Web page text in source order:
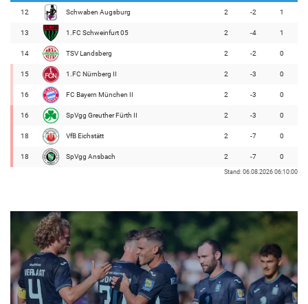
12 Schwaben Augsburg 2 -2 1
13 1.FC Schweinfurt 05 2 -4 1
14 TSV Landsberg 2 -2 0
15 1.FC Nürnberg II 2 -3 0
16 FC Bayern München II 2 -3 0
16 SpVgg Greuther Fürth II 2 -3 0
18 VfB Eichstätt 2 -7 0
18 SpVgg Ansbach 2 -7 0
Stand: 06.08.2026 06:10:00